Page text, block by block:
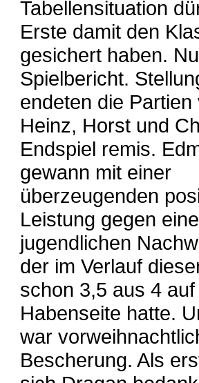
Tabellensituation
Erste damit den
gesichert haben.
Spielbericht.
endeten die
Heinz, Horst und
Endspiel remis.
gewann mit einer
überzeugenden
Leistung gegen
jugendlichen
der im Verlauf
schon 3,5 aus 4
Habenseite hatte.
war
Bescherung. Als